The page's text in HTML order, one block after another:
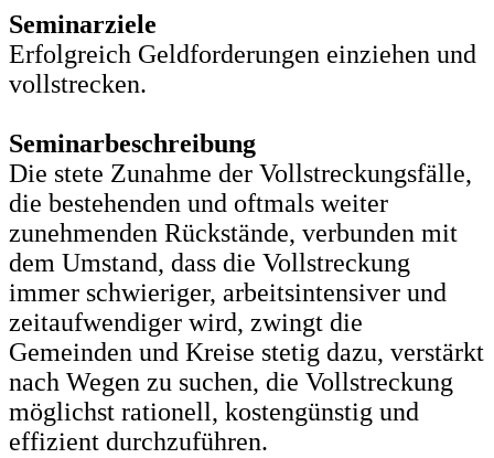
Seminarziele
Erfolgreich Geldforderungen einziehen und
vollstrecken.
Seminarbeschreibung
Die stete Zunahme der Vollstreckungsfälle,
die bestehenden und oftmals weiter
zunehmenden Rückstände, verbunden mit
dem Umstand, dass die Vollstreckung
immer schwieriger, arbeitsintensiver und
zeitaufwendiger wird, zwingt die
Gemeinden und Kreise stetig dazu, verstärkt
nach Wegen zu suchen, die Vollstreckung
möglichst rationell, kostengünstig und
effizient durchzuführen.